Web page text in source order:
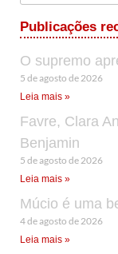
Publicações
O supremo
5 de agosto de 2026
Leia mais »
Favre, Clara
Benjamin
5 de agosto de 2026
Leia mais »
Múcio é uma
4 de agosto de 2026
Leia mais »